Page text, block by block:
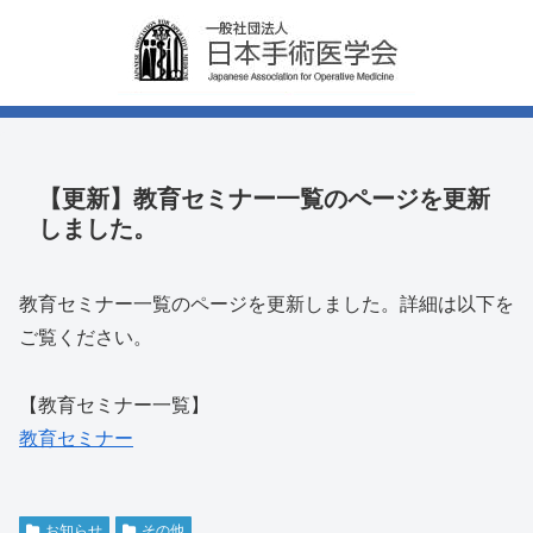
【更新】教育セミナー一覧のページを更新
しました。
教育セミナー一覧のページを更新しました。詳細は以下を
ご覧ください。
【教育セミナー一覧】
教育セミナー